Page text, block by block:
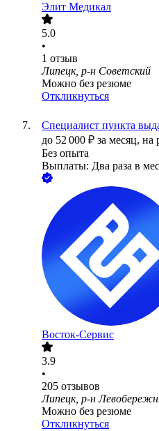
Элит Медикал
5.0
•
1 отзыв
Липецк, р-н Советский
Можно без резюме
Откликнуться
Специалист пункта
до 52 000 ₽ за месяц, на
Без опыта
Выплаты: Два раза в
Восток-Сервис
3.9
•
205 отзывов
Липецк, р-н
Можно без резюме
Откликнуться